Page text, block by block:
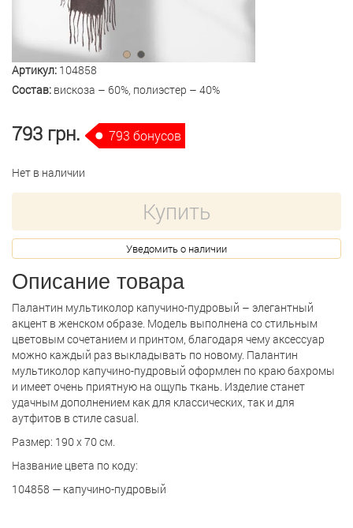
Артикул: 104858
Состав: вискоза – 60%, полиэстер – 40%
793 грн. 793 бонусов
Нет в наличии
Купить
Уведомить о наличии
Описание товара
Палантин мультиколор капучино-пудровый – элегантный
акцент в женском образе. Модель выполнена со стильным
цветовым сочетанием и принтом, благодаря чему аксессуар
можно каждый раз выкладывать по новому. Палантин
мультиколор капучино-пудровый оформлен по краю бахромы
и имеет очень приятную на ощупь ткань. Изделие станет
удачным дополнением как для классических, так и для
аутфитов в стиле casual.
Размер: 190 х 70 см.
Название цвета по коду:
104858 — капучино-пудровый